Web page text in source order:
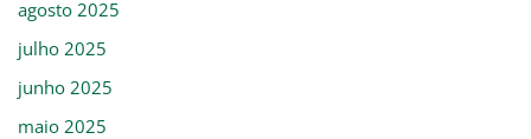
agosto 2025
julho 2025
junho 2025
maio 2025